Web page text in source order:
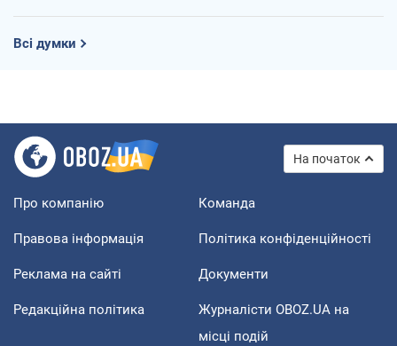
Всі думки
На початок
Про компанію Команда
Правова інформація Політика конфіденційності
Реклама на сайті Документи
Редакційна політика
Журналісти OBOZ.UA на
місці подій